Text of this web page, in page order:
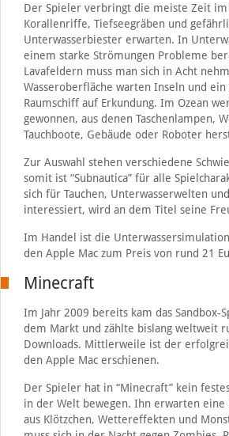
Der Spieler verbringt die meiste Zeit im
Korallenriffe, Tiefseegräben und
Unterwasserbiester erwarten. In
einem starke Strömungen Probleme
Lavafeldern muss man sich in Acht
Wasseroberfläche warten Inseln und ein
Raumschiff auf Erkundung. Im Ozean
gewonnen, aus denen Taschenlampen,
Tauchboote, Gebäude oder Roboter
Zur Auswahl stehen verschiedene
somit ist “Subnautica” für alle
sich für Tauchen, Unterwasserwelten
interessiert, wird an dem Titel seine
Im Handel ist die
den Apple Mac zum Preis von rund 21
Minecraft
Im Jahr 2009 bereits kam das Sandbox-
dem Markt und zählte bislang weltweit
Downloads. Mittlerweile ist der
den Apple Mac erschienen.
Der Spieler hat in “Minecraft” kein
in der Welt bewegen. Ihn erwarten eine
aus Klötzchen, Wettereffekten und